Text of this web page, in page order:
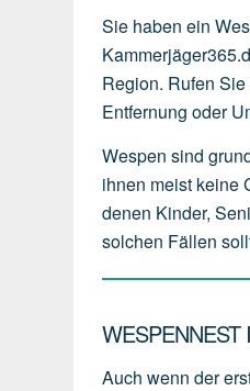
Sie haben ein
Region. Rufen
Entfernung oder
Wespen sind
ihnen meist keine
denen Kinder,
solchen Fällen
WESPENNEST
Auch wenn der